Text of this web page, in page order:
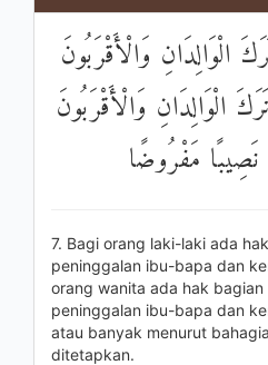
الْوَالِدَانِ وَالْأَقْرَبُونَ
الْوَالِدَانِ وَالْأَقْرَبُونَ
مَفْرُوضًا
7. Bagi orang laki-laki ada
peninggalan ibu-bapa dan
orang wanita ada hak
peninggalan ibu-bapa dan
atau banyak menurut
ditetapkan.